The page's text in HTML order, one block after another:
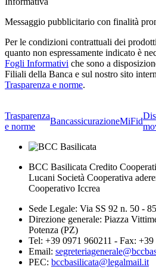
Messaggio pubblicitario con finalità
Per le condizioni contrattuali dei
quanto non espressamente indicato è
Fogli Informativi che sono a
Filiali della Banca e sul nostro sito
Trasparenza e norme.
Trasparenza
e norme
BancassicurazioneMiFid
BCC Basilicata Credito
Lucani Società Cooperativa
Cooperativo Iccrea
Sede Legale: Via SS 92 n. 50 -
Direzione generale: Piazza
Potenza (PZ)
Tel: +39 0971 960211 - Fax: +39
Email:
PEC: bccbasilicata@legalmail.it